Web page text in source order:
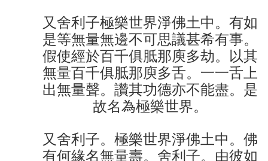
又舍利子極樂世界淨佛土中。有如
是等無量無邊不可思議甚希有事。
假使經於百千俱胝那庾多劫。以其
無量百千俱胝那庾多舌。一一舌上
出無量聲。讚其功德亦不能盡。是
故名為極樂世界。
又舍利子。極樂世界淨佛土中。佛
有何緣名無量壽。舍利子。由彼如